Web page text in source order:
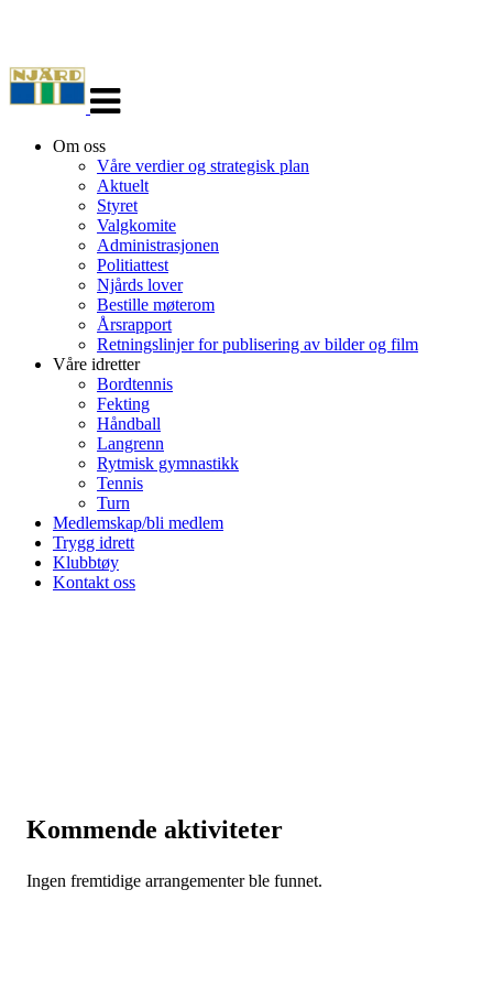
navigasjon
Om oss
Våre verdier og strategisk plan
Aktuelt
Styret
Valgkomite
Administrasjonen
Politiattest
Njårds lover
Bestille møterom
Årsrapport
Retningslinjer for publisering av bilder og film
Våre idretter
Bordtennis
Fekting
Håndball
Langrenn
Rytmisk gymnastikk
Tennis
Turn
Medlemskap/bli medlem
Trygg idrett
Klubbtøy
Kontakt oss
Kommende aktiviteter
Ingen fremtidige arrangementer ble funnet.